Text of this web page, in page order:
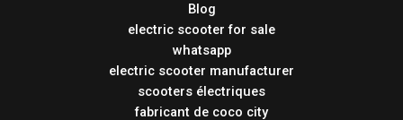
Blog
electric scooter for sale
whatsapp
electric scooter manufacturer
scooters électriques
fabricant de coco city